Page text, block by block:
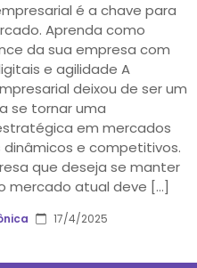
é a chave para
Aprenda como
da sua empresa com
e agilidade A
deixou de ser um
se tornar uma
em mercados
dinâmicos e competitivos.
que deseja se manter
mercado atual deve […]
17/4/2025